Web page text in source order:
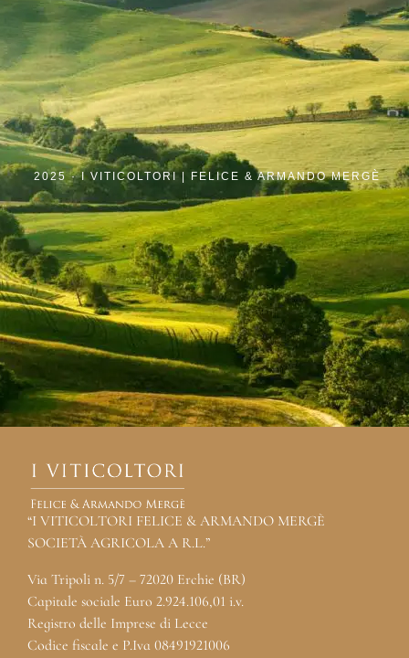
2025 · I VITICOLTORI | FELICE & ARMANDO MERGÈ
“I VITICOLTORI FELICE & ARMANDO MERGÈ
SOCIETÀ AGRICOLA A R.L.”
Via Tripoli n. 5/7 – 72020 Erchie (BR)
Capitale sociale Euro 2.924.106,01 i.v.
Registro delle Imprese di Lecce
Codice fiscale e P.Iva 08491921006